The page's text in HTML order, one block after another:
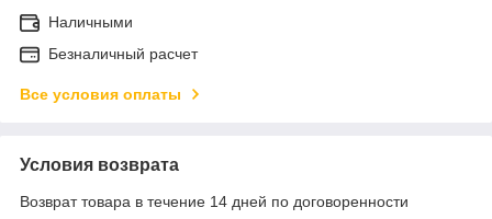
Наличными
Безналичный расчет
Все условия оплаты
Условия возврата
Возврат товара в течение 14 дней по договоренности